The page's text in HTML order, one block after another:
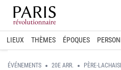
Home
LIEUX THÈMES ÉPOQUES
ÉVÉNEMENTS 20E ARR. PÈRE-